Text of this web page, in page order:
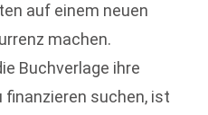
auf einem neuen
machen.
Buchverlage ihre
finanzieren suchen, ist